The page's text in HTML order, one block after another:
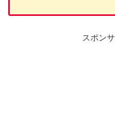
スポン